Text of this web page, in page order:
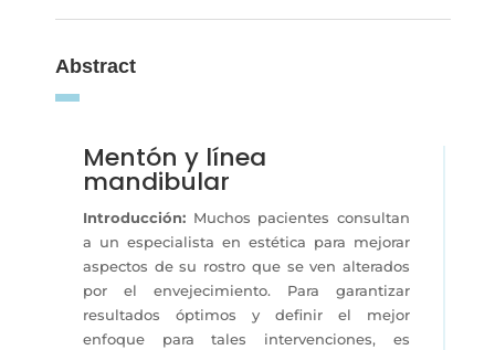
Abstract
Mentón y línea
mandibular
Introducción:Muchos pacientes consultan
a un especialista en estética para mejorar
aspectos de su rostro que se ven alterados
por el envejecimiento. Para garantizar
resultados óptimos y definir el mejor
enfoque para tales intervenciones, es